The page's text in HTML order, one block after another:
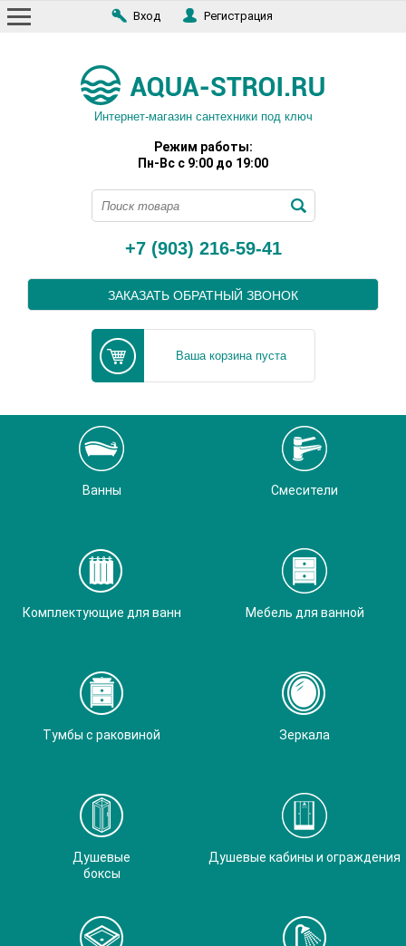
Вход Регистрация
Интернет-магазин сантехники под ключ
Режим работы:
Пн-Вс с 9:00 до 19:00
+7 (903) 216-59-41
ЗАКАЗАТЬ ОБРАТНЫЙ ЗВОНОК
Ваша корзина пуста
Ванны Смесители
Комплектующие для ванн Мебель для ванной
Тумбы с раковиной Зеркала
Душевые
боксы
Душевые кабины и ограждения